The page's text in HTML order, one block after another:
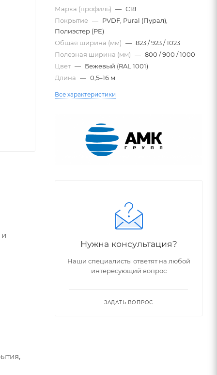
Марка (профиль) — С18
Покрытие — PVDF, Pural (Пурал),
Полиэстер (PE)
Общая ширина (мм) — 823 / 923 / 1023
Полезная ширина (мм) — 800 / 900 / 1000
Цвет — Бежевый (RAL 1001)
Длина — 0,5–16 м
Все характеристики
Нужна консультация?
Наши специалисты ответят на любой
интересующий вопрос
ЗАДАТЬ ВОПРОС